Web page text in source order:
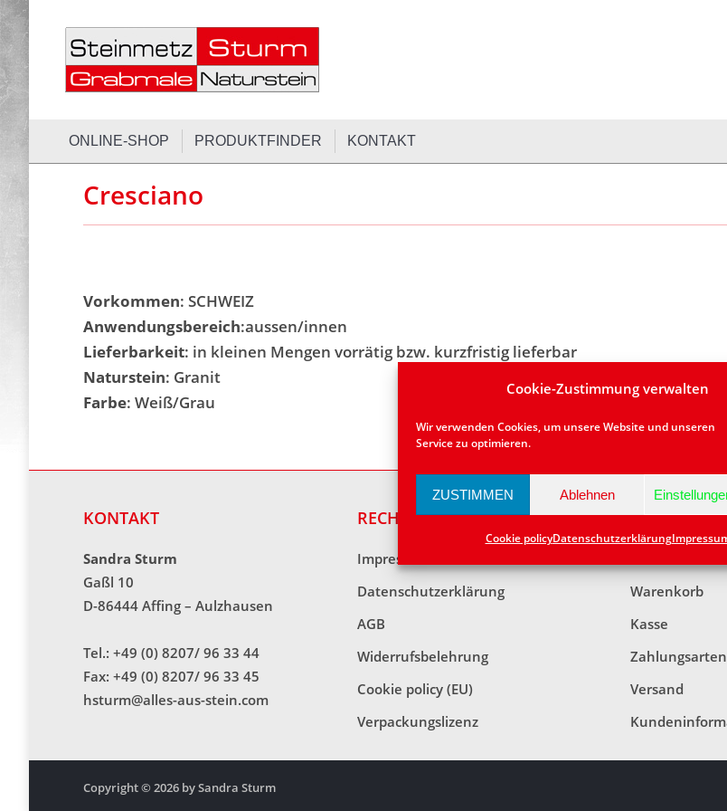
Cookie-Zustimmung verwalten
Wir verwenden Cookies, um unsere Website und unseren
Service zu optimieren.
ZUSTIMMEN Ablehnen
Cookie policyDatenschutzerklärung
ONLINE-SHOP PRODUKTFINDER KONTAKT
Cresciano
Vorkommen: SCHWEIZ
Anwendungsbereich:aussen/innen
Lieferbarkeit: in kleinen Mengen vorrätig bzw. kurzfristig lieferbar
Naturstein: Granit
Farbe: Weiß/Grau
KONTAKT
Sandra Sturm
Gaßl 10
D-86444 Affing – Aulzhausen
Tel.: +49 (0) 8207/ 96 33 44
Fax: +49 (0) 8207/ 96 33 45
hsturm@alles-aus-stein.com
RECHTLICHES
Impressum
Datenschutzerklärung
AGB
Widerrufsbelehrung
Cookie policy (EU)
Verpackungslizenz
Warenkorb
Kasse
Zahlungsarten
Versand
Copyright © 2026 by Sandra Sturm
ONLINE-SHOP